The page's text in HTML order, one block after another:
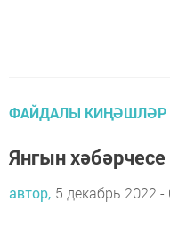
ФАЙДАЛЫ КИҢӘШЛӘР
Янгын
автор, 5 декабрь 2022 -